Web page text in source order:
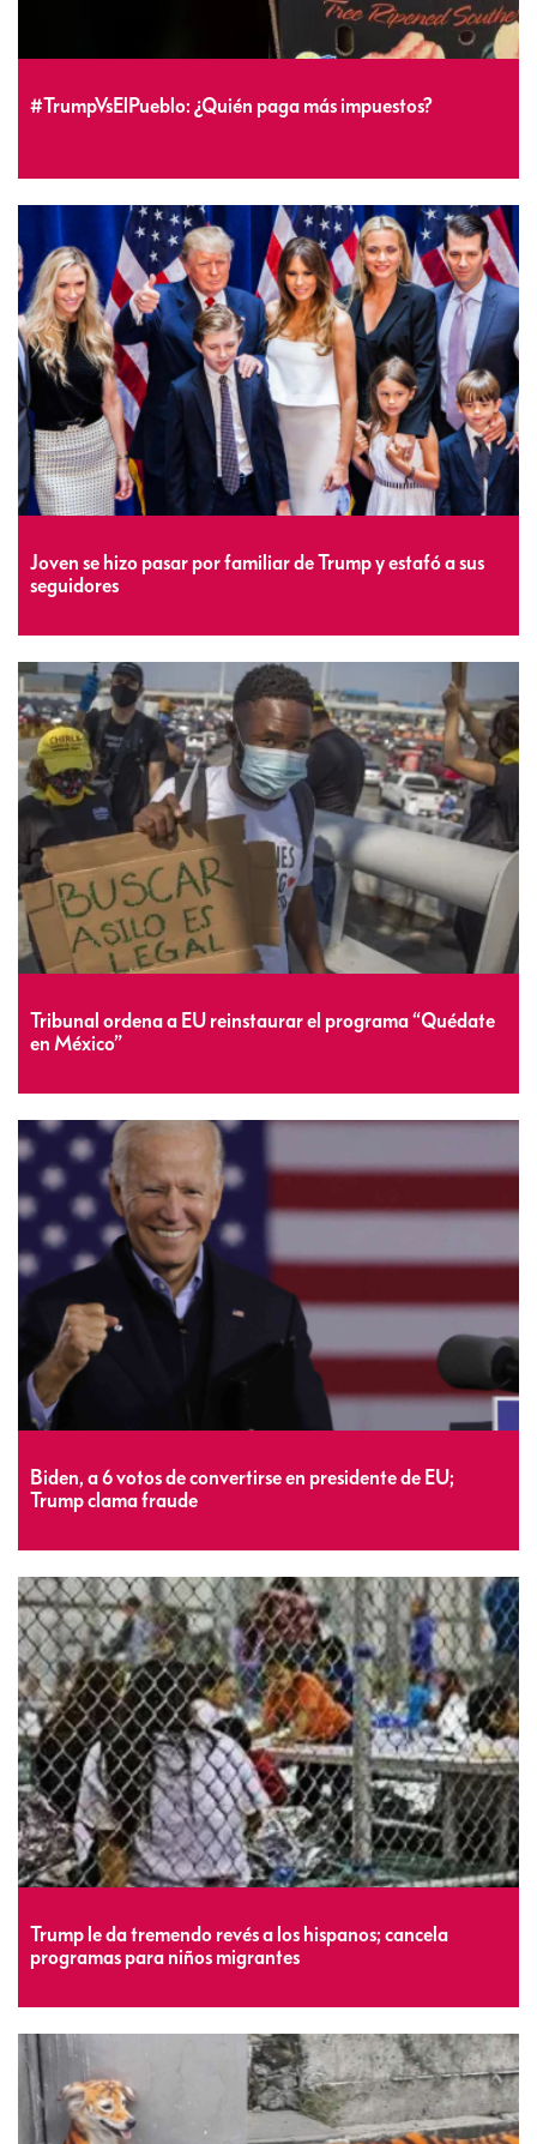
#TrumpVsElPueblo: ¿Quién paga más impuestos?
Joven se hizo pasar por familiar de Trump y estafó a sus
seguidores
Tribunal ordena a EU reinstaurar el programa “Quédate
en México”
Biden, a 6 votos de convertirse en presidente de EU;
Trump clama fraude
Trump le da tremendo revés a los hispanos; cancela
programas para niños migrantes